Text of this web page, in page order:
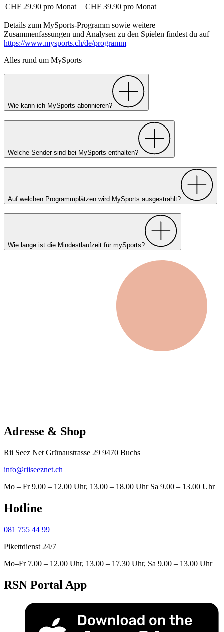
CHF 29.90 pro Monat
CHF 39.90 pro Monat
Details zum MySports-Programm sowie weitere
Zusammenfassungen und Analysen zu den Spielen findest du auf
https://www.mysports.ch/de/programm
Alles rund um MySports
Wie kann ich MySports abonnieren?
Welche Sender sind bei MySports enthalten?
Auf welchen Programmplätzen wird MySports ausgestrahlt?
Wie lange ist die Mindestlaufzeit für mySports?
Adresse & Shop
Rii Seez Net Grünaustrasse 29 9470 Buchs
info@riiseeznet.ch
Mo – Fr 9.00 – 12.00 Uhr, 13.00 – 18.00 Uhr Sa 9.00 – 13.00 Uhr
Hotline
081 755 44 99
Pikettdienst 24/7
Mo–Fr 7.00 – 12.00 Uhr, 13.00 – 17.30 Uhr, Sa 9.00 – 13.00 Uhr
RSN Portal App